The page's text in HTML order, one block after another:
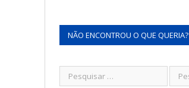
NÃO ENCONTROU O QUE QUERIA?